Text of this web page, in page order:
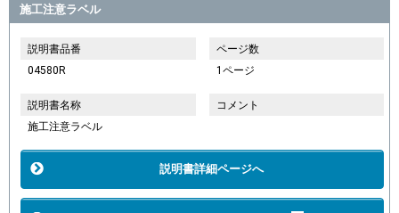
施工注意ラベル
説明書品番
04580R
ページ数
1ページ
説明書名称
施工注意ラベル
コメント
説明書詳細ページへ